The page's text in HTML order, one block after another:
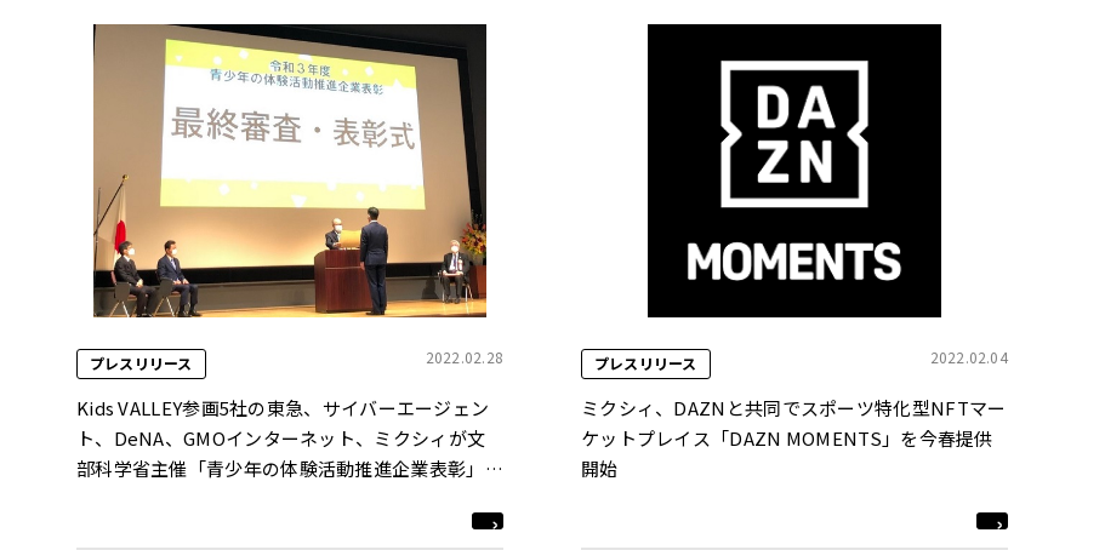
プレスリリース 2022.02.28
Kids VALLEY参画5社の東急、サイバーエージェン
ト、DeNA、GMOインターネット、ミクシィが文
部科学省主催「青少年の体験活動推進企業表彰」に
プレスリリース 2022.02.04
ミクシィ、DAZNと共同でスポーツ特化型NFTマー
ケットプレイス「DAZN MOMENTS」を今春提供
開始